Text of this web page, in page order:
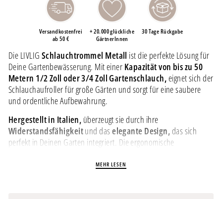
Versandkostenfrei
ab 50 €
+ 20.000 glückliche
GärtnerInnen
30 Tage Rückgabe
Die LIVLIG Schlauchtrommel Metall ist die perfekte Lösung für
Deine Gartenbewässerung. Mit einer Kapazität von bis zu 50
Metern 1/2 Zoll oder 3/4 Zoll Gartenschlauch,eignet sich der
Schlauchaufroller für große Gärten und sorgt für eine saubere
und ordentliche Aufbewahrung.
Hergestellt in Italien, überzeugt sie durch ihre
Widerstandsfähigkeitund daselegante Design,das sich
perfekt in Deinen Garten integriert. Die ergonomische
Wandmontage spart Platz.MEHR LESEN